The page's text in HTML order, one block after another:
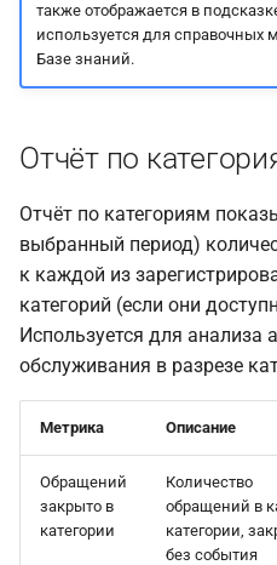
Отчёт по пропущенным
посетителям
Отчёт по использованию
также отображается в
используется для справочных
Базе знаний.
Отчёт по
Отчёт по категориям
выбранный период)
к каждой из
категорий (если они
Используется для анализа
обслуживания в разрезе
Метрика Описание
Обращений
закрыто в
категории
Количество
обращений в
категории,
без события